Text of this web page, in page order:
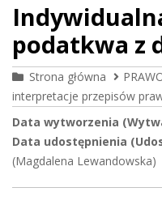
podatkwa z
Strona główna
interpretacje przepisów
Data wytworzenia
Data udostępnienia
(Magdalena Lewandowska)